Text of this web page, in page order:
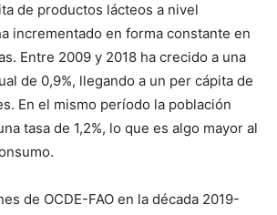
de productos lácteos a nivel
incrementado en forma constante en
Entre 2009 y 2018 ha crecido a una
de 0,9%, llegando a un per cápita de
En el mismo período la población
tasa de 1,2%, lo que es algo mayor al
de OCDE-FAO en la década 2019-